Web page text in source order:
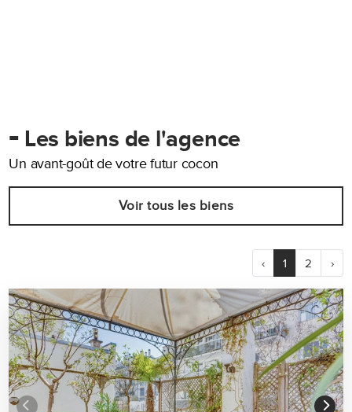
- Les biens de l'agence
Un avant-goût de votre futur cocon
Voir tous les biens
‹ 1 2 ›